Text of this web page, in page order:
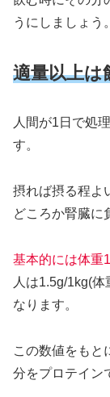
うにしましょう。
適量以上は
人間が1日で処
す。
摂れば摂る程よ
どころか腎臓に
基本的には体重
人は1.5g/1kg(
なります。
この数値をもと
分をプロテイン